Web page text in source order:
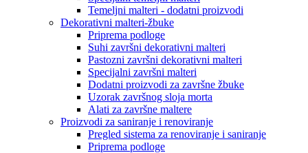
Temeljni malteri - dodatni proizvodi
Dekorativni malteri-žbuke
Priprema podloge
Suhi završni dekorativni malteri
Pastozni završni dekorativni malteri
Specijalni završni malteri
Dodatni proizvodi za završne žbuke
Uzorak završnog sloja morta
Alati za završne maltere
Proizvodi za saniranje i renoviranje
Pregled sistema za renoviranje i saniranje
Priprema podloge